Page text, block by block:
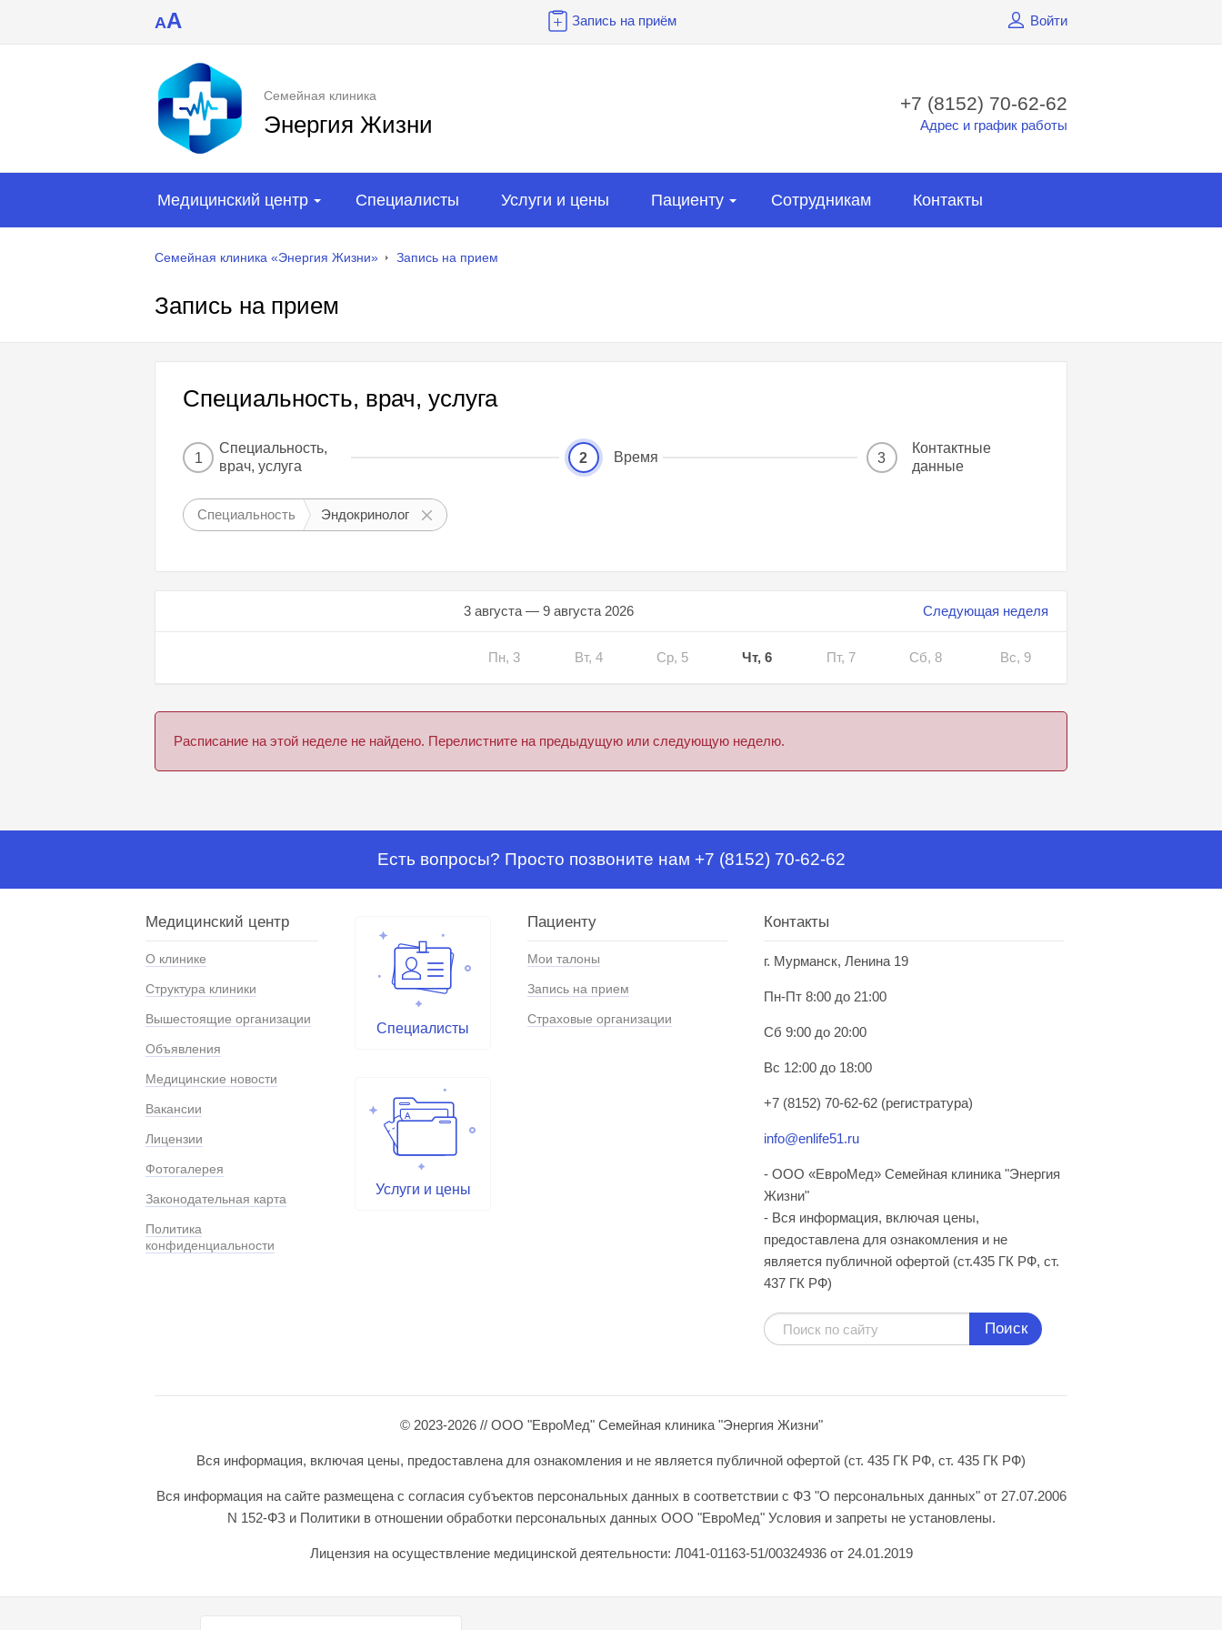
AA Запись на приём Войти
Семейная клиника
Энергия Жизни
+7 (8152) 70-62-62
Адрес и график работы
Медицинский центр Специалисты Услуги и цены Пациенту Сотрудникам Контакты
Семейная клиника «Энергия Жизни» Запись на прием
Запись на прием
Специальность, врач, услуга
1
Специальность,
врач, услуга
2 Время 3
Контактные
данные
Специальность Эндокринолог
Следующая неделя
3 августа — 9 августа 2026
Пн, 3 Вт, 4 Ср, 5 Чт, 6 Пт, 7 Сб, 8 Вс, 9
Расписание на этой неделе не найдено. Перелистните на предыдущую или следующую неделю.
Есть вопросы? Просто позвоните нам +7 (8152) 70-62-62
Медицинский центр
О клинике
Структура клиники
Вышестоящие организации
Объявления
Медицинские новости
Вакансии
Лицензии
Фотогалерея
Законодательная карта
Политика
конфиденциальности
Специалисты
Услуги и цены
Пациенту
Мои талоны
Запись на прием
Страховые организации
Контакты
г. Мурманск, Ленина 19
Пн-Пт 8:00 до 21:00
Сб 9:00 до 20:00
Вс 12:00 до 18:00
+7 (8152) 70-62-62 (регистратура)
info@enlife51.ru
- ООО «ЕвроМед» Семейная клиника "Энергия
Жизни"
- Вся информация, включая цены,
предоставлена для ознакомления и не
является публичной офертой (ст.435 ГК РФ, cт.
437 ГК РФ)
Поиск
© 2023-2026 // ООО "ЕвроМед" Семейная клиника "Энергия Жизни"
Вся информация, включая цены, предоставлена для ознакомления и не является публичной офертой (ст. 435 ГК РФ, ст. 435 ГК РФ)
Вся информация на сайте размещена с согласия субъектов персональных данных в соответствии с ФЗ "О персональных данных" от 27.07.2006
N 152-ФЗ и Политики в отношении обработки персональных данных ООО "ЕвроМед" Условия и запреты не установлены.
Лицензия на осуществление медицинской деятельности: Л041-01163-51/00324936 от 24.01.2019